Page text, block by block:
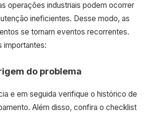
operações industriais podem ocorrer
ineficientes. Desse modo, as
se tornam eventos recorrentes.
importantes:
do problema
e em seguida verifique o histórico de
Além disso, confira o checklist